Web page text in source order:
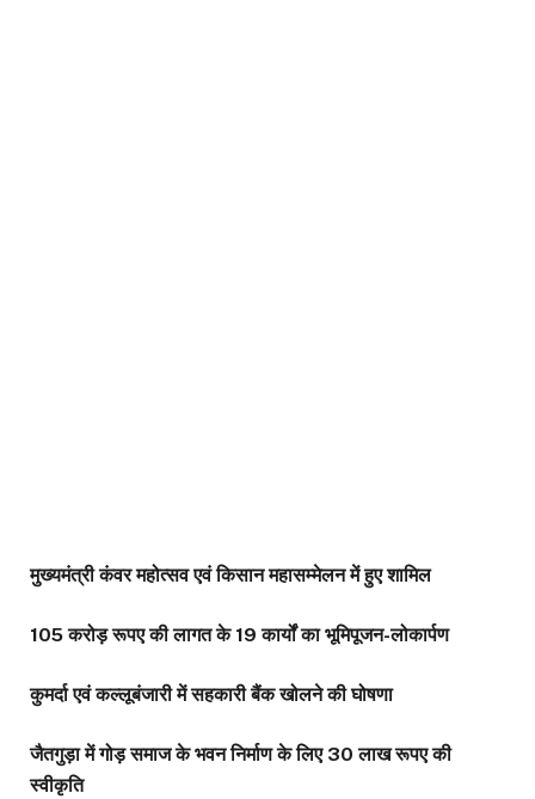
मुख्यमंत्री कंवर महोत्सव एवं किसान महासम्मेलन में हुए शामिल
105 करोड़ रूपए की लागत के 19 कार्यों का भूमिपूजन-लोकार्पण
कुमर्दा एवं कल्लूबंजारी में सहकारी बैंक खोलने की घोषणा
जैतगुड़ा में गोड़ समाज के भवन निर्माण के लिए 30 लाख रूपए की
स्वीकृति